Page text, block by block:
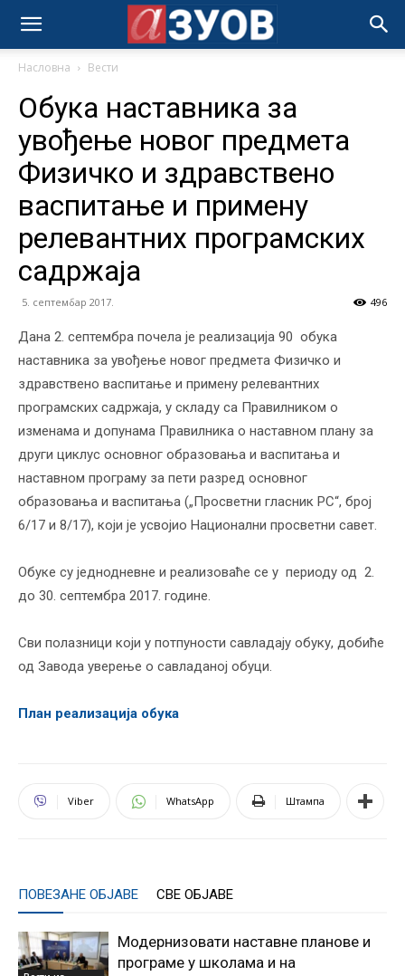
Насловна Вести
Oбука наставника за
увођење новог предмета
Физичко и здравствено
васпитање и примену
релевантних програмских
садржаја
5. септембар 2017. 496
Дана 2. септембра почела је реализација 90 обука
наставника за увођење новог предмета Физичко и
здравствено васпитање и примену релевантних
програмских садржаја, у складу са Правилником о
изменама и допунама Правилника о наставном плану за
други циклус основног образовања и васпитања и
наставном програму за пети разред основног
образовања и васпитања („Просветни гласник РС“, број
6/17 и 8/17), који је усвојио Национални просветни савет.
Обуке су једнодневне и реализоваће се у периоду од 2.
до 30. септембра 2017. године.
Сви полазници који у потпуности савладају обуку, добиће
од Завода уверење о савладаној обуци.
План реализација обука
Viber WhatsApp Штампа
ПОВЕЗАНЕ ОБЈАВЕ СВЕ ОБЈАВЕ
Модернизовати наставне планове и
програме у школама и на